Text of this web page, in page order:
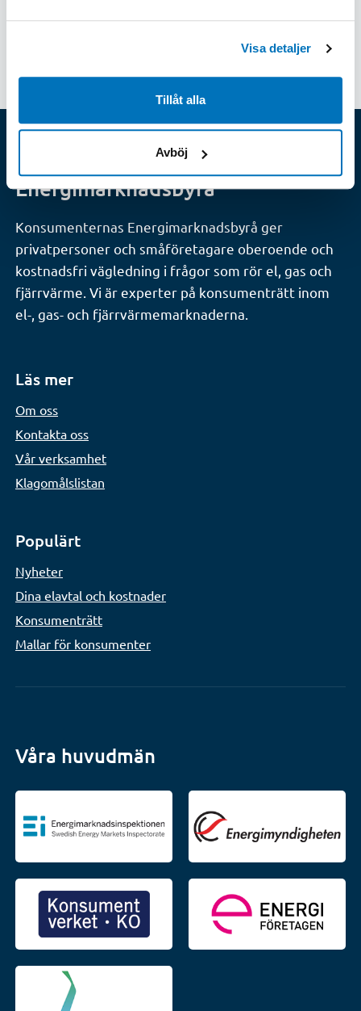
Visa detaljer
Tillåt alla
Avböj
Konsumenternas
Energimarknadsbyrå
Konsumenternas Energimarknadsbyrå ger
privatpersoner och småföretagare oberoende och
kostnadsfri vägledning i frågor som rör el, gas och
fjärrvärme. Vi är experter på konsumenträtt inom
el-, gas- och fjärrvärmemarknaderna.
Läs mer
Om oss
Kontakta oss
Vår verksamhet
Klagomålslistan
Populärt
Nyheter
Dina elavtal och kostnader
Konsumenträtt
Mallar för konsumenter
Våra huvudmän